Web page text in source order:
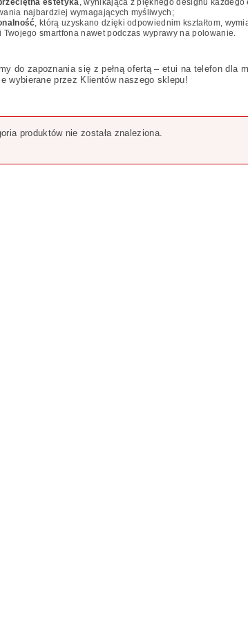
SKLEPU
estetyka, wynikająca z pięknego designu każdego
najbardziej wymagających myśliwych;
, którą uzyskano dzięki odpowiednim kształtom,
Twojego smartfona nawet podczas wyprawy na polowanie.
do zapoznania się z pełną ofertą – etui na telefon
wybierane przez Klientów naszego sklepu!
produktów nie została znaleziona.